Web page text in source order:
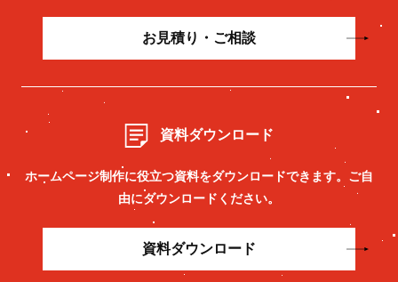
お見積り・ご相談
資料ダウンロード
ホームページ制作に役立つ資料をダウンロードできます。 ご自
由にダウンロードください。
資料ダウンロード